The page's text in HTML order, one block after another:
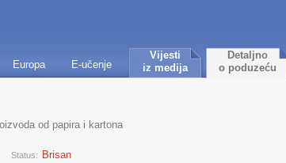
Europa E-učenje
Vijesti
iz medija
Detaljno
o poduzeću
od papira i kartona
Status:
Brisan